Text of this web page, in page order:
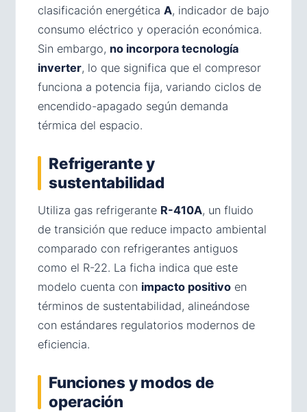
clasificación energética A, indicador de bajo
consumo eléctrico y operación económica.
Sin embargo, no incorpora tecnología
inverter, lo que significa que el compresor
funciona a potencia fija, variando ciclos de
encendido-apagado según demanda
térmica del espacio.
Refrigerante y
sustentabilidad
Utiliza gas refrigerante R-410A, un fluido
de transición que reduce impacto ambiental
comparado con refrigerantes antiguos
como el R-22. La ficha indica que este
modelo cuenta con impacto positivo en
términos de sustentabilidad, alineándose
con estándares regulatorios modernos de
eficiencia.
Funciones y modos de
operación